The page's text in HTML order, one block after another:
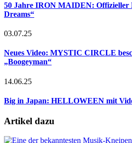
50 Jahre IRON MAIDEN: Offizieller
Dreams“
03.07.25
Neues Video: MYSTIC CIRCLE
„Boogeyman“
14.06.25
Big in Japan: HELLOWEEN mit
Artikel dazu